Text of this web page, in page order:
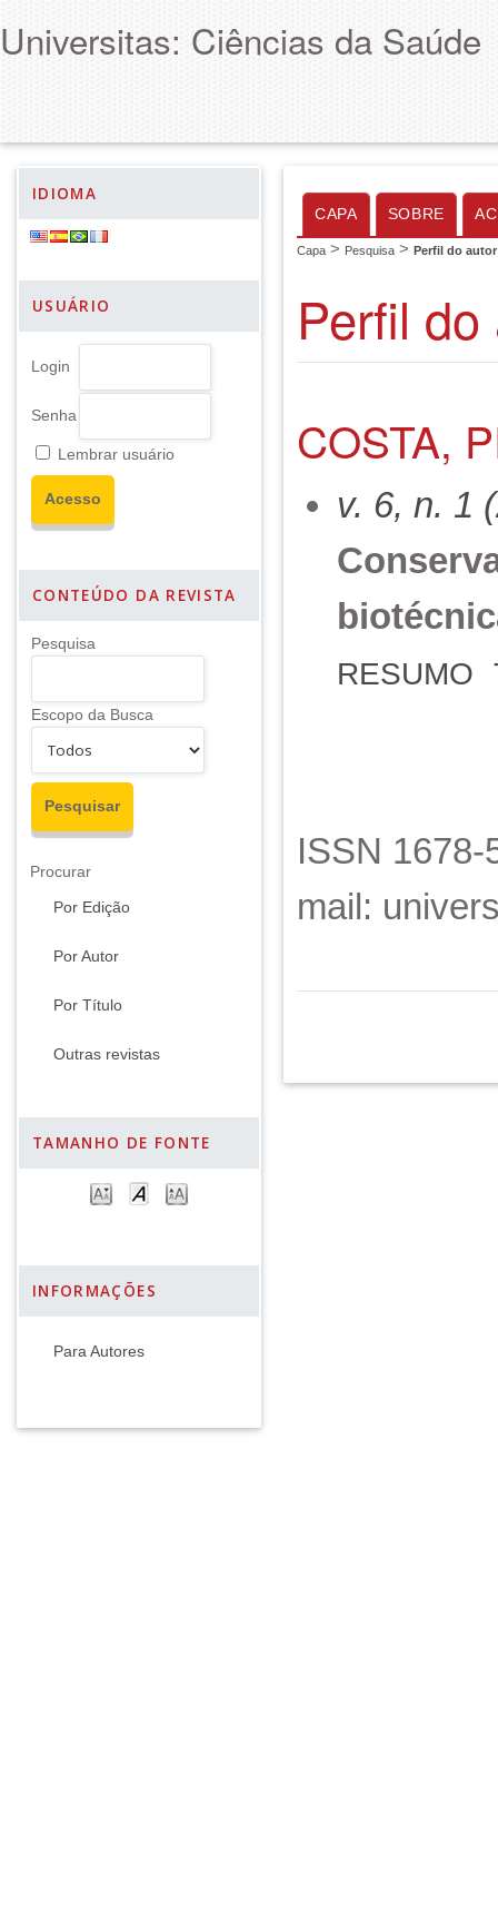
Universitas: Ciências da Saúde
IDIOMA
USUÁRIO
Login
Senha
Lembrar usuário
CONTEÚDO DA REVISTA
Pesquisa
Escopo da Busca
Procurar
Por Edição
Por Autor
Por Título
Outras revistas
TAMANHO DE FONTE
INFORMAÇÕES
Para Autores
CAPA SOBRE
Capa > Pesquisa > Perfil do autor
Perfil
COSTA,
v. 6, n. 1
RESUMO
ISSN
mail: